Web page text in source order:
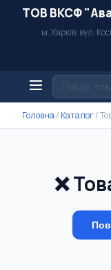
ТОВ ВКСФ
м. Харків, вул.
Головна / Каталог/
❌